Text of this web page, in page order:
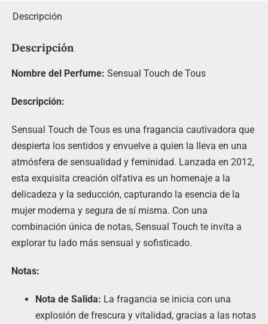
Descripción
Descripción
Nombre del Perfume: Sensual Touch de Tous
Descripción:
Sensual Touch de Tous es una fragancia cautivadora que
despierta los sentidos y envuelve a quien la lleva en una
atmósfera de sensualidad y feminidad. Lanzada en 2012,
esta exquisita creación olfativa es un homenaje a la
delicadeza y la seducción, capturando la esencia de la
mujer moderna y segura de sí misma. Con una
combinación única de notas, Sensual Touch te invita a
explorar tu lado más sensual y sofisticado.
Notas:
Nota de Salida: La fragancia se inicia con una
explosión de frescura y vitalidad, gracias a las notas